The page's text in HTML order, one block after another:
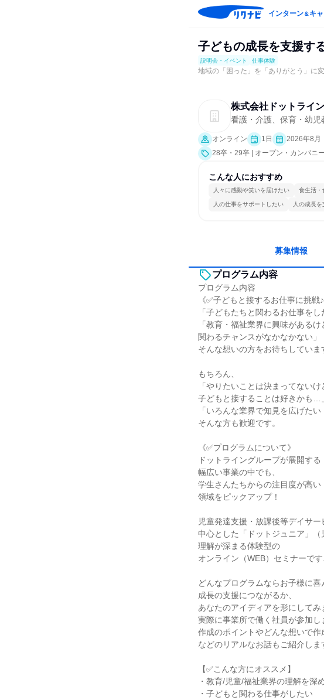
インターン＆キ
子どもの成長を支援す
説明会・イベント 仕事体験
地域の「困った」を「ありがとう」に
株式会社ドットライ
看護・介護、保育・幼
オンライン 1日
2026年8月
28卒・29卒 | オープン・カンパニ
こんな人におすすめ
人々に感動や笑いを届けたい 食生活・
人の仕事をサポートしたい 人の成長
募集情報
プログラム内容
プログラム内容
《✅子どもと接するお仕事に挑戦♪
「子どもたちと関わるお仕事をし
「教育・福祉業界に興味があるけ
関わるチャンスがなかなかない」
そんな想いの方をお待ちしてい
もちろん、
「やりたいことは決まってないけ
子どもと接することは好きかも…」
「いろんな業界で知見を広げたい
そんな方も歓迎です。
《✅プログラムについて》
ドットライングループが展開する
幅広い事業の中でも、
学生さんたちからの注目度が高い
領域をピックアップ！
児童発達支援・放課後等デイサー
中心とした「ドットジュニア」（
理解が深まる体験型の
オンライン（WEB）セミナーです
どんなプログラムならお子様に喜
成長の支援につながるか、
あなたのアイディアを形にしてみ
実際に事業所で働く社員が参加し
作成のポイントやどんな想いで作
などのリアルなお話もご紹介しま
【✅こんな方にオススメ】
・教育/児童/福祉業界の理解を深
・子どもと関わる仕事がしたい